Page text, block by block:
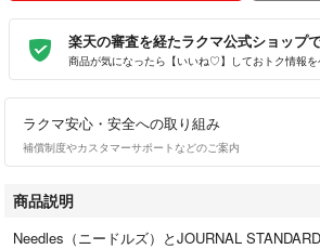
楽天の審査を経たラクマ公式ショップ
商品が気になったら【いいね♡】しておトク情報を
ラクマ安心・安全への取り組み
補償制度やカスタマーサポートなどのご案内
商品説明
Needles（ニードルズ）とJOURNAL